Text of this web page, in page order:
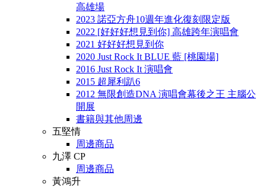
高雄場
2023 諾亞方舟10週年進化復刻限定版
2022 [好好好想見到你] 高雄跨年演唱會
2021 好好好想見到你
2020 Just Rock It BLUE 藍 [桃園場]
2016 Just Rock It 演唱會
2015 超犀利趴6
2012 無限創造DNA 演唱會幕後之王 主腦公
開展
書籍與其他周邊
五堅情
周邊商品
九澤 CP
周邊商品
黃鴻升